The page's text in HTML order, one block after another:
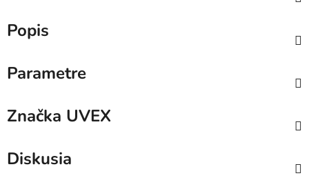
Popis
Parametre
Značka UVEX
Diskusia